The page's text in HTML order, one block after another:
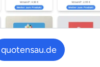
quotensau.de